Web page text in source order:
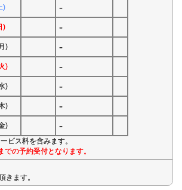
) -
) -
) -
) -
) -
) -
) -
ビス料を含みます。
での予約受付となります。
きます。